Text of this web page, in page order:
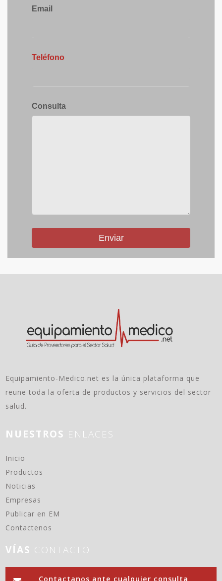
Email
Teléfono
Consulta
Enviar
Equipamiento-Medico.net es la única plataforma que
reune toda la oferta de productos y servicios del sector
salud.
NUESTROS ENLACES
Inicio
Productos
Noticias
Empresas
Publicar en EM
Contactenos
VÍAS CONTACTO
Contactanos ante cualquier consulta